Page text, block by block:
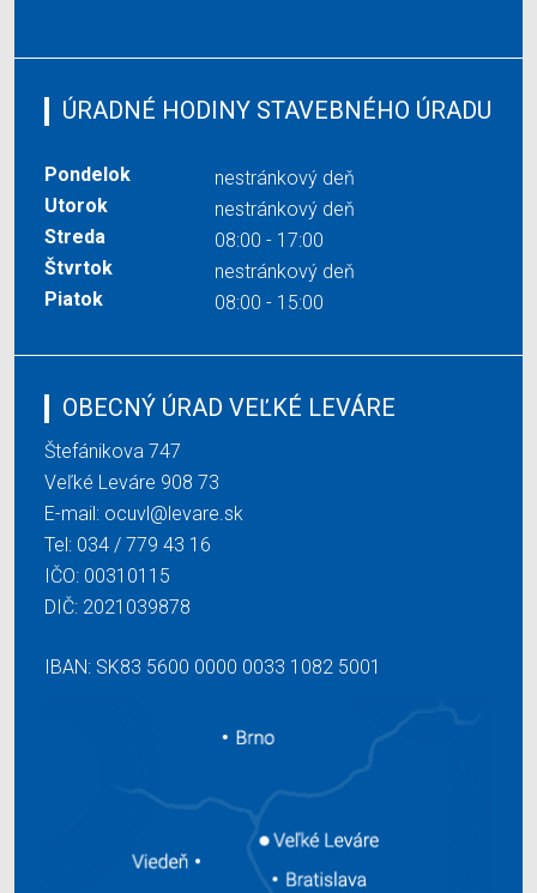
ÚRADNÉ HODINY STAVEBNÉHO ÚRADU
Pondelok
nestránkový deň
Utorok
nestránkový deň
Streda
08:00 - 17:00
Štvrtok
nestránkový deň
Piatok
08:00 - 15:00
OBECNÝ ÚRAD VEĽKÉ LEVÁRE
Štefánikova 747
Veľké Leváre 908 73
E-mail: ocuvl@levare.sk
Tel: 034 / 779 43 16
IČO: 00310115
DIČ: 2021039878
IBAN: SK83 5600 0000 0033 1082 5001